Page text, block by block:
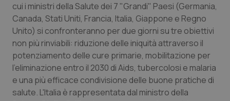
Campania
Emilia-Romagna
Friuli Venezia Giulia
Lazio
Car-T
Colesterolo & coronaropatie
Dermatite Atopica
Diabete & glucometri
cui i ministri della Salute dei 7 "Grandi" Paesi (Germania,
Canada, Stati Uniti, Francia, Italia, Giappone e Regno
Unito) si confronteranno per due giorni su tre obiettivi
non più rinviabili: riduzione delle iniquità attraverso il
potenziamento delle cure primarie, mobilitazione per
l’eliminazione entro il 2030 di Aids, tubercolosi e malaria
e una più efficace condivisione delle buone pratiche di
salute. L'Italia è rappresentata dal ministro della